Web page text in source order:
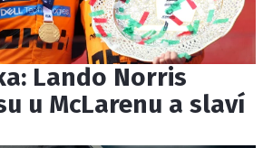
Lando Norris
u McLarenu a slaví